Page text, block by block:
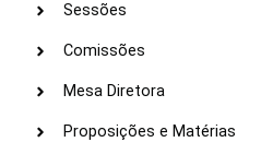
Sessões
Comissões
Mesa Diretora
Proposições e Matérias